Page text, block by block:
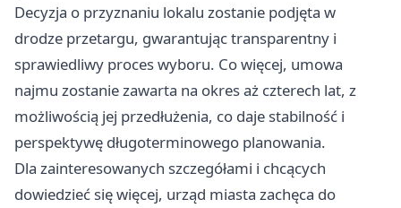
Decyzja o przyznaniu lokalu zostanie podjęta w
drodze przetargu, gwarantując transparentny i
sprawiedliwy proces wyboru. Co więcej, umowa
najmu zostanie zawarta na okres aż czterech lat, z
możliwością jej przedłużenia, co daje stabilność i
perspektywę długoterminowego planowania.
Dla zainteresowanych szczegółami i chcących
dowiedzieć się więcej, urząd miasta zachęca do